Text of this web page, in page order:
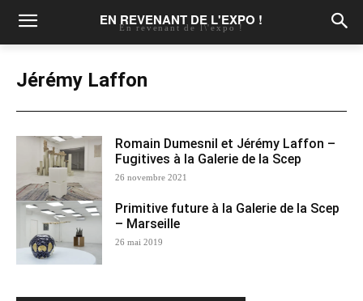
EN REVENANT DE L'EXPO !
En revenant de l\'expo !
Jérémy Laffon
Romain Dumesnil et Jérémy Laffon –
Fugitives à la Galerie de la Scep
26 novembre 2021
Primitive future à la Galerie de la Scep
– Marseille
26 mai 2019